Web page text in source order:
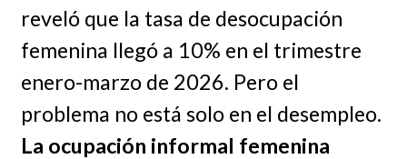
reveló que la tasa de desocupación
femenina llegó a 10% en el trimestre
enero-marzo de 2026. Pero el
problema no está solo en el desempleo.
La ocupación informal femenina